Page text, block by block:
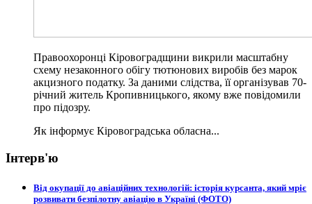
Правоохоронці Кіровоградщини викрили масштабну
схему незаконного обігу тютюнових виробів без марок
акцизного податку. За даними слідства, її організував 70-
річний житель Кропивницького, якому вже повідомили
про підозру.
Як інформує Кіровоградська обласна...
Інтерв'ю
Від окупації до авіаційних технологій: історія курсанта, який мріє
розвивати безпілотну авіацію в Україні (ФОТО)